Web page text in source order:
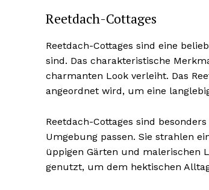
Reetdach-Cottages
Reetdach-Cottages sind eine
sind. Das charakteristische
charmanten Look verleiht. Das
angeordnet wird, um eine
Reetdach-Cottages sind
Umgebung passen. Sie strahlen
üppigen Gärten und malerischen
genutzt, um dem hektischen